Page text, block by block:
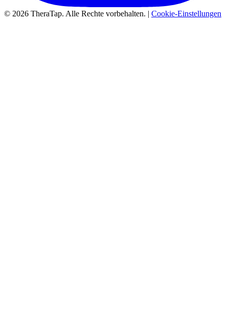
© 2026 TheraTap. Alle Rechte vorbehalten. | Cookie-Einstellungen